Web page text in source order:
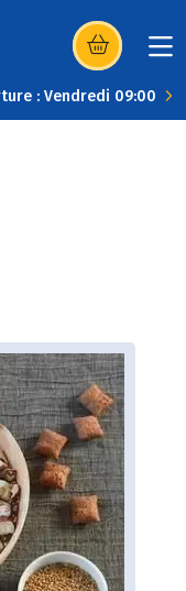
(s’ouvre dans
: Vendredi 09:00